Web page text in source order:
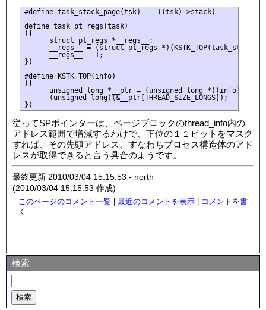
#define task_stack_page(tsk)    ((tsk)->stack)
define task_pt_regs(task)
({
struct pt_regs *__regs__;
__regs__ = (struct pt_regs
__regs__ - 1;
})
#define KSTK_TOP(info)
({
unsigned long *__ptr = (unsigned long *)(info);
(unsigned long)(&__ptr[THREAD_SIZE_LONGS]);
従ってSPポインターは、ページブロックのthread_info内の
アドレス範囲で増減するわけで、下位の１１ビットをマスク
すれば、その先頭アドレス。すなわちプロセス構造体のアド
レスが取得できると言う具合のようです。
最終更新 2010/03/04 15:15:53 - north
(2010/03/04 15:15:53 作成)
このページのコメント一覧 最近のコメントを表示
コメントを書
く
検索